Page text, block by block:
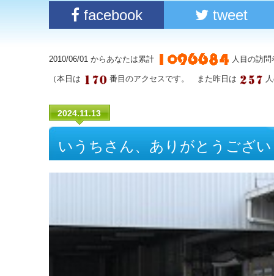
facebook tweet
2010/06/01 からあなたは累計 人目の訪
（本日は 番目のアクセスです。 また昨日は
2024.11.13
いうちさん、ありがとうござ